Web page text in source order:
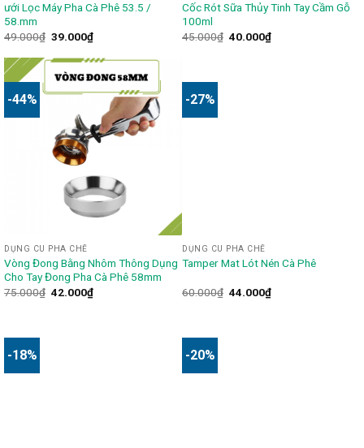
ưới Lọc Máy Pha Cà Phê 53.5 /
58.mm
49.000₫ 39.000₫
Cốc Rót Sữa Thủy Tinh Tay Cầm Gỗ
100ml
45.000₫ 40.000₫
-44%
DỤNG CU PHA CHẾ
Vòng Đong Bằng Nhôm Thông Dụng
Cho Tay Đong Pha Cà Phê 58mm
75.000₫ 42.000₫
-27%
DỤNG CU PHA CHẾ
Tamper Mat Lót Nén Cà Phê
60.000₫ 44.000₫
-18% -20%